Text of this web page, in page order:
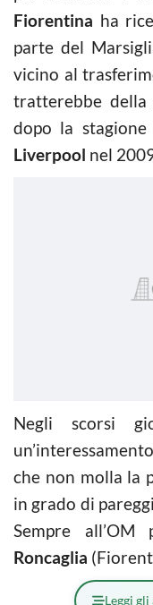
Fiorentina ha
parte del
vicino al
tratterebbe della
dopo la
Liverpool nel
Negli scorsi
che non molla la
in grado di
Sempre all’OM
Roncaglia
Leggi